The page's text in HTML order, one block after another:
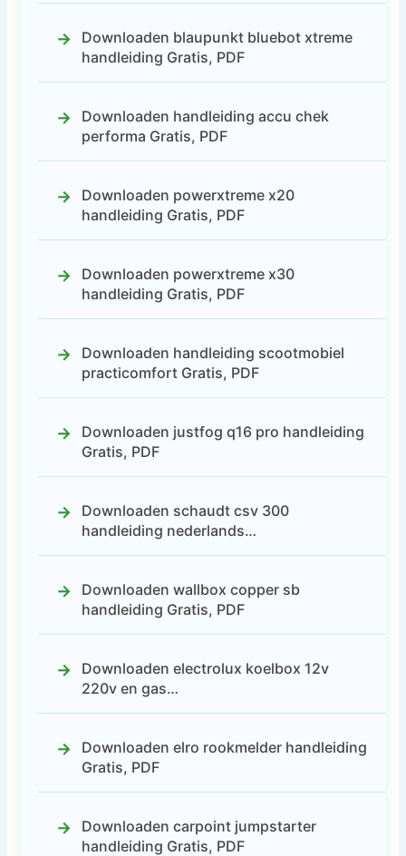
Downloaden blaupunkt bluebot xtreme
handleiding Gratis, PDF
Downloaden handleiding accu chek
performa Gratis, PDF
Downloaden powerxtreme x20
handleiding Gratis, PDF
Downloaden powerxtreme x30
handleiding Gratis, PDF
Downloaden handleiding scootmobiel
practicomfort Gratis, PDF
Downloaden justfog q16 pro handleiding
Gratis, PDF
Downloaden schaudt csv 300
handleiding nederlands…
Downloaden wallbox copper sb
handleiding Gratis, PDF
Downloaden electrolux koelbox 12v
220v en gas…
Downloaden elro rookmelder handleiding
Gratis, PDF
Downloaden carpoint jumpstarter
handleiding Gratis, PDF